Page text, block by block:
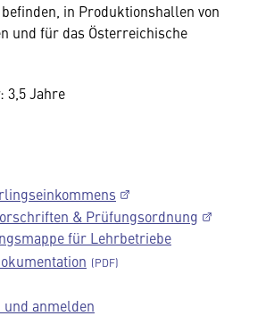
in Produktionshallen von
und für das Österreichische
3,5 Jahre
& Prüfungsordnung
für Lehrbetriebe
anmelden